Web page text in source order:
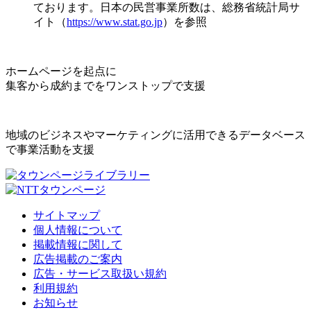
ております。日本の民営事業所数は、総務省統計局サ
イト（https://www.stat.go.jp）を参照
ホームページを起点に
集客から成約までをワンストップで支援
地域のビジネスやマーケティングに活用できるデータベース
で事業活動を支援
サイトマップ
個人情報について
掲載情報に関して
広告掲載のご案内
広告・サービス取扱い規約
利用規約
お知らせ